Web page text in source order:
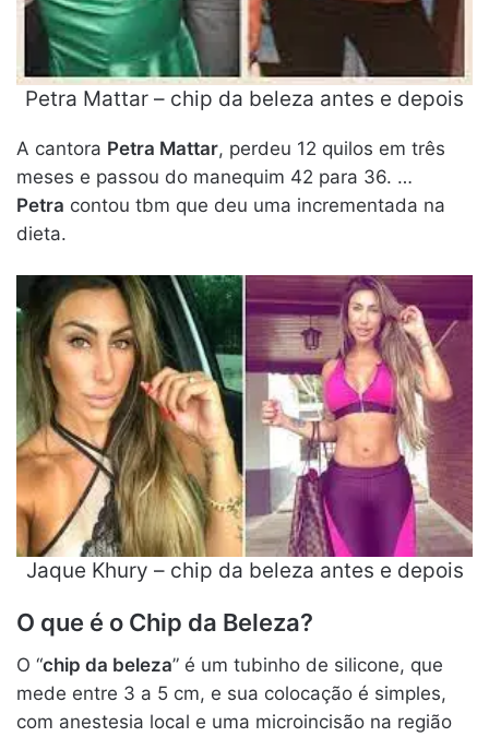
Petra Mattar – chip da beleza antes e depois
A cantora Petra Mattar, perdeu 12 quilos em três
meses e passou do manequim 42 para 36. …
Petra contou tbm que deu uma incrementada na
dieta.
Jaque Khury – chip da beleza antes e depois
O que é o Chip da Beleza?
O “chip da beleza” é um tubinho de silicone, que
mede entre 3 a 5 cm, e sua colocação é simples,
com anestesia local e uma microincisão na região